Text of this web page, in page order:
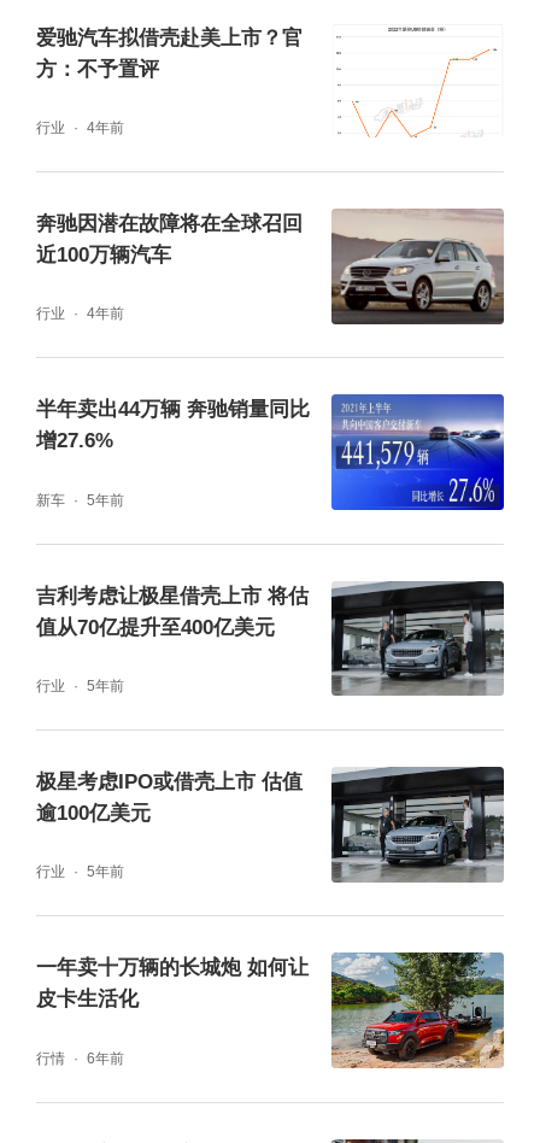
爱驰汽车拟借壳赴美上市？官
方：不予置评
行业 4年前
奔驰因潜在故障将在全球召回
近100万辆汽车
行业 4年前
半年卖出44万辆 奔驰销量同比
增27.6%
新车 5年前
吉利考虑让极星借壳上市 将估
值从70亿提升至400亿美元
行业 5年前
极星考虑IPO或借壳上市 估值
逾100亿美元
行业 5年前
一年卖十万辆的长城炮 如何让
皮卡生活化
行情 6年前